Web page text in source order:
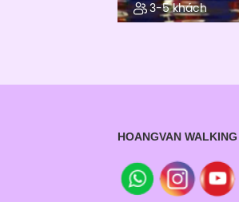
15.Nhãn | Logan
16.Thanh long |
3-5 khách
HOANGVAN